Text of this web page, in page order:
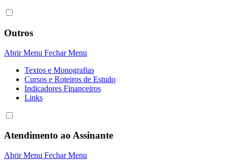
Outros
Abrir Menu Fechar Menu
Textos e Monografias
Cursos e Roteiros de Estudo
Indicadores Financeiros
Links
Atendimento ao Assinante
Abrir Menu Fechar Menu